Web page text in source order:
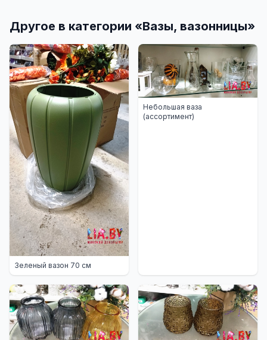
Другое в категории «Вазы, вазонницы»
Зеленый вазон 70 см
Небольшая ваза
(ассортимент)